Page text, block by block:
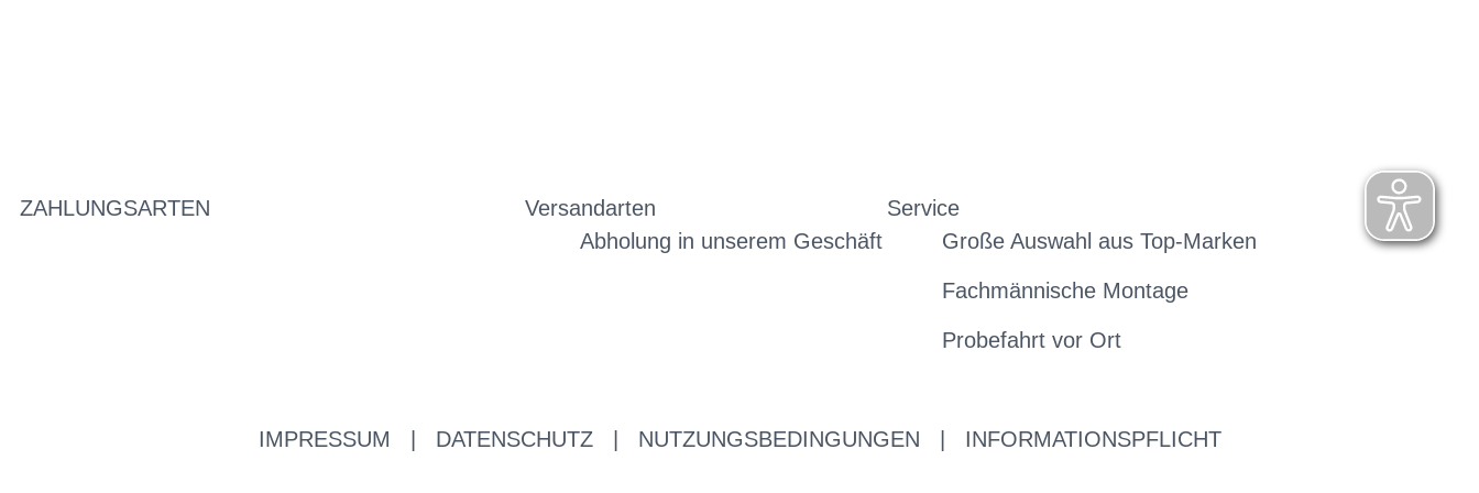
ZAHLUNGSARTEN
Versandarten
Abholung in unserem Geschäft
Service
Große Auswahl aus Top-Marken
Fachmännische Montage
Probefahrt vor Ort
IMPRESSUM DATENSCHUTZ NUTZUNGSBEDINGUNGEN INFORMATIONSPFLICHT